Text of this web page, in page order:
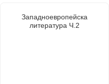
Западноевропейска
литература Ч.2